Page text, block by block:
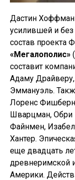
Дастин Хоффман
усилившей и
состав проекта
«Мегалополис»
составит
Адаму Драйверу,
Эммануэль.
Лоренс
Шварцман, Обри
Файнмен,
Хантер.
еще двадцать
древнеримской
Америки.